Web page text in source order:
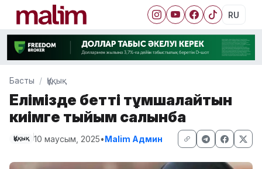
RU
Басты Құқық
Елімізде бетті тұмшалайтын
киімге тыйым салынбақ
Құқық 10 маусым, 2025•Malim Админ